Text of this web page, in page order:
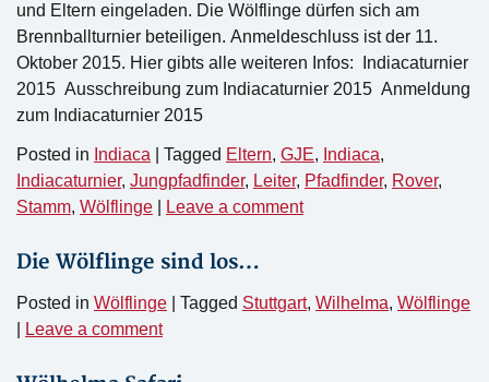
und Eltern eingeladen. Die Wölflinge dürfen sich am
Brennballturnier beteiligen. Anmeldeschluss ist der 11.
Oktober 2015. Hier gibts alle weiteren Infos: Indiacaturnier
2015 Ausschreibung zum Indiacaturnier 2015 Anmeldung
zum Indiacaturnier 2015
Posted in Indiaca Tagged Eltern, GJE, Indiaca,
Indiacaturnier, Jungpfadfinder, Leiter, Pfadfinder, Rover,
Stamm, Wölflinge Leave a comment
Die Wölflinge sind los…
Posted in Wölflinge Tagged Stuttgart, Wilhelma, Wölflinge
Leave a comment